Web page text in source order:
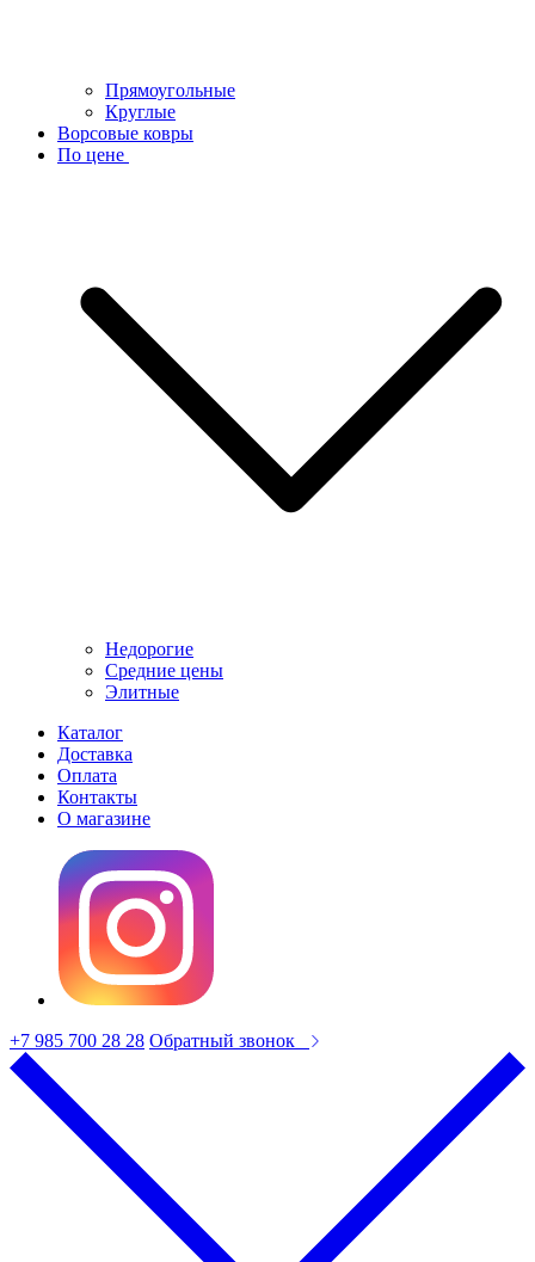
Прямоугольные
Круглые
Ворсовые ковры
По цене
Недорогие
Средние цены
Элитные
Каталог
Доставка
Оплата
Контакты
О магазине
+7 985 700 28 28 Обратный звонок